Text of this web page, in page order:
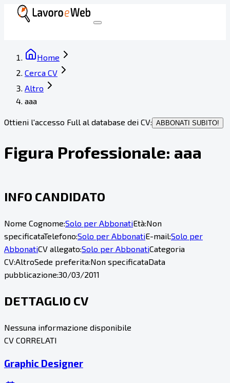
Home
Cerca CV
Altro
aaa
Ottieni l'accesso Full al database dei CV: ABBONATI SUBITO!
Figura Professionale: aaa
INFO CANDIDATO
Nome Cognome:Solo per AbbonatiEtà:Non
specificataTelefono:Solo per AbbonatiE-mail:Solo per
AbbonatiCV allegato:Solo per AbbonatiCategoria
CV:AltroSede preferita:Non specificataData
pubblicazione:30/03/2011
DETTAGLIO CV
Nessuna informazione disponibile
CV CORRELATI
Graphic Designer